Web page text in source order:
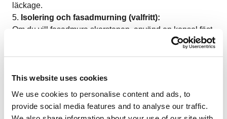
This website uses cookies
We use cookies to personalise content and ads, to
provide social media features and to analyse our traffic.
läckage.
Isolering och fasadmurning (valfritt):
Om du vill fasadmura skorstenen, använd en konsol fäst
med skorstenslim som stöd för muren. Alternativt kan
ytterligare isolering, men en fasadmur ger extra skydd
och estetisk finish.
Avslutning av
skorstenen
Avsluta med den översta innermodulen och en luftspalt